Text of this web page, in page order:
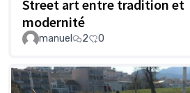
Street art entre tradition et
modernité
manuel 2 0